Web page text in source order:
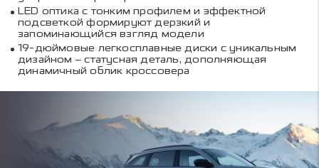
LED оптика с тонким профилем и эффектной
подсветкой формируют дерзкий и
запоминающийся взгляд модели
19-дюймовые легкосплавные диски с уникальным
дизайном – статусная деталь, дополняющая
динамичный облик кроссовера